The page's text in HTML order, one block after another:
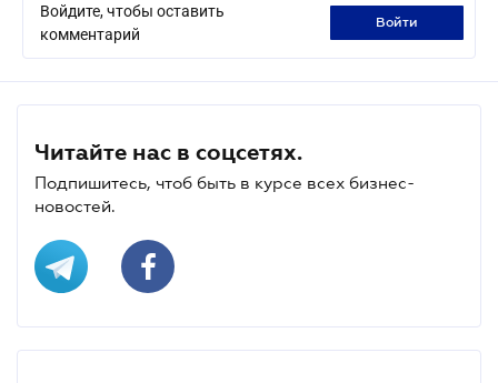
Войдите, чтобы оставить
комментарий
войти
Читайте нас в соцсетях.
Подпишитесь, чтоб быть в курсе всех бизнес-
новостей.